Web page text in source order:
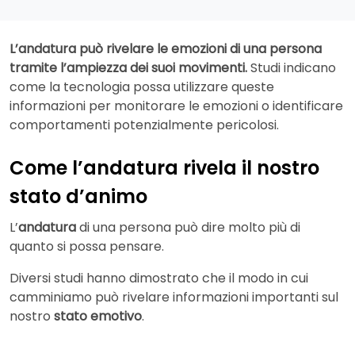
L’andatura può rivelare le emozioni di una persona
tramite l’ampiezza dei suoi movimenti.Studi indicano
come la tecnologia possa utilizzare queste
informazioni per monitorare le emozioni o identificare
comportamenti potenzialmente pericolosi.
Come l’andatura rivela il nostro
stato d’animo
L’andaturadi una persona può dire molto più di
quanto si possa pensare.
Diversi studi hanno dimostrato che il modo in cui
camminiamo può rivelare informazioni importanti sul
nostro stato emotivo.